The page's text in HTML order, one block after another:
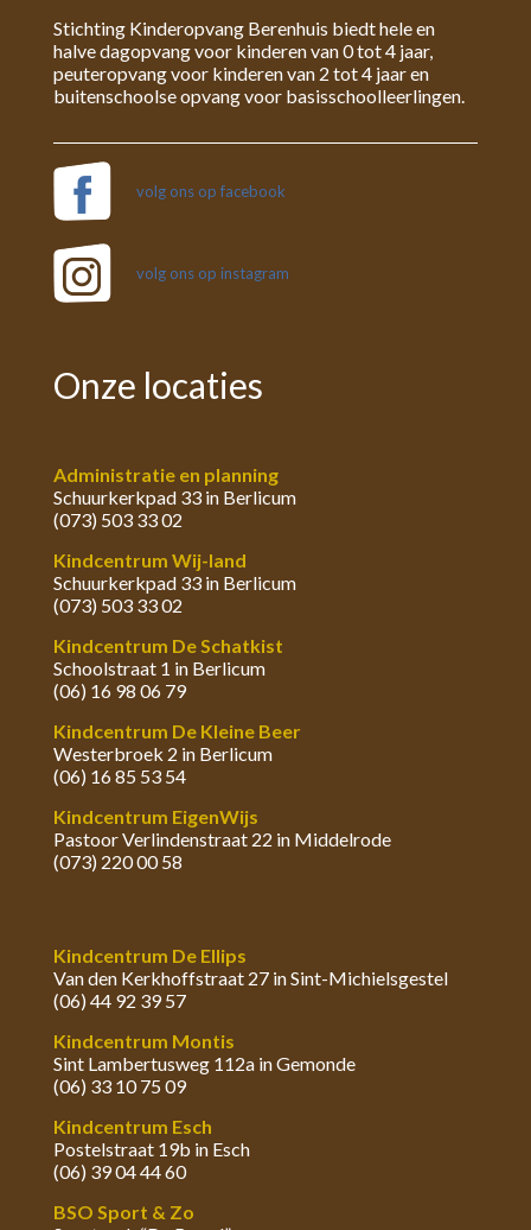
Stichting Kinderopvang Berenhuis biedt hele en
halve dagopvang voor kinderen van 0 tot 4 jaar,
peuteropvang voor kinderen van 2 tot 4 jaar en
buitenschoolse opvang voor basisschoolleerlingen.
volg ons op facebook
volg ons op instagram
Onze locaties
Administratie en planning
Schuurkerkpad 33 in Berlicum
(073) 503 33 02
Kindcentrum Wij-land
Schuurkerkpad 33 in Berlicum
(073) 503 33 02
Kindcentrum De Schatkist
Schoolstraat 1 in Berlicum
(06) 16 98 06 79
Kindcentrum De Kleine Beer
Westerbroek 2 in Berlicum
(06) 16 85 53 54
Kindcentrum EigenWijs
Pastoor Verlindenstraat 22 in Middelrode
(073) 220 00 58
Kindcentrum De Ellips
Van den Kerkhoffstraat 27 in Sint-Michielsgestel
(06) 44 92 39 57
Kindcentrum Montis
Sint Lambertusweg 112a in Gemonde
(06) 33 10 75 09
Kindcentrum Esch
Postelstraat 19b in Esch
(06) 39 04 44 60
BSO Sport & Zo